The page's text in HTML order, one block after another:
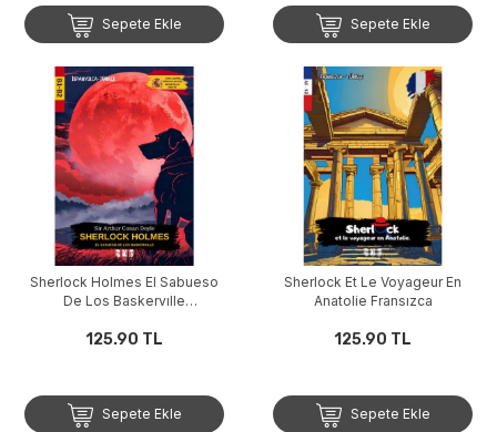
Sepete Ekle Sepete Ekle
Sherlock Holmes El Sabueso
De Los Baskervılle
125.90 TL
Sepete Ekle
Sherlock Et Le Voyageur En
Anatolie Fransızca
125.90 TL
Sepete Ekle